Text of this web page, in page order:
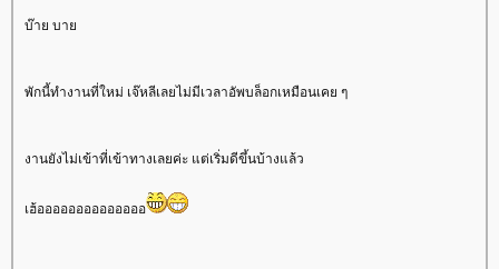
บ๊าย บา
พักนี้ทำงานที่ใหม่ เจ๊หลีเลยไม่มีเวลาอัพบล็อกเหมือนเคย ๆ
งานยังไม่เข้าที่เข้าทางเลยค่ะ แต่เริ่มดีขึ้นบ้างแล้ว
เฮ้ออออออออออออออ